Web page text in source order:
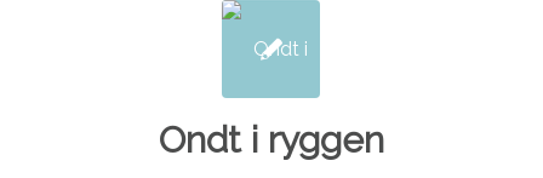
Ondt i ryggen